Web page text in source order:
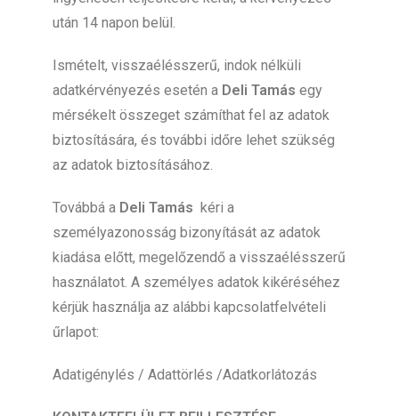
után 14 napon belül.
Ismételt, visszaélésszerű, indok nélküli
adatkérvényezés esetén a Deli Tamás egy
mérsékelt összeget számíthat fel az adatok
biztosítására, és további időre lehet szükség
az adatok biztosításához.
Továbbá a Deli Tamás kéri a
személyazonosság bizonyítását az adatok
kiadása előtt, megelőzendő a visszaélésszerű
használatot. A személyes adatok kikéréséhez
kérjük használja az alábbi kapcsolatfelvételi
űrlapot:
Adatigénylés / Adattörlés /Adatkorlátozás